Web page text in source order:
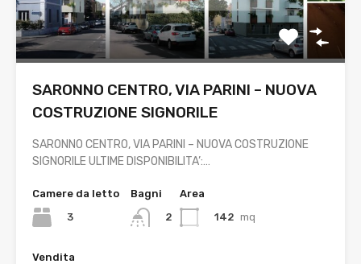
SARONNO CENTRO, VIA PARINI – NUOVA
COSTRUZIONE SIGNORILE
SARONNO CENTRO, VIA PARINI – NUOVA COSTRUZIONE
SIGNORILE ULTIME DISPONIBILITA’:…
Camere da letto
3
Bagni
2
Area
142 mq
Vendita